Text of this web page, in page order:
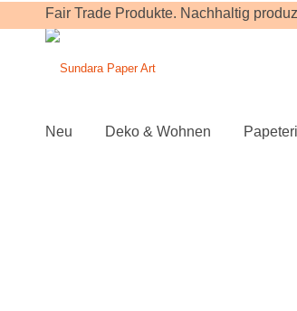
Fair Trade Produkte. Nachhaltig
Neu Deko & Wohnen